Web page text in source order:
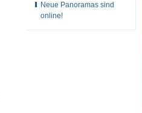
Neue Panoramas sind
online!